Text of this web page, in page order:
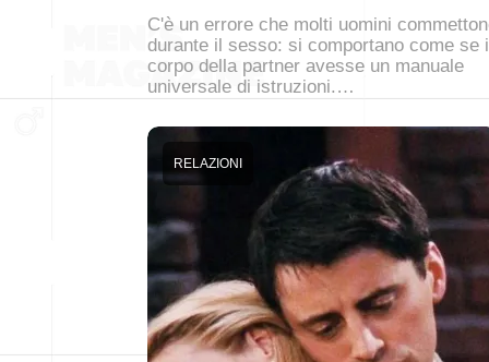
C'è un errore che molti uomini
durante il sesso: si comportano come se
corpo della partner avesse un manuale
universale di istruzioni.…
RELAZIONI